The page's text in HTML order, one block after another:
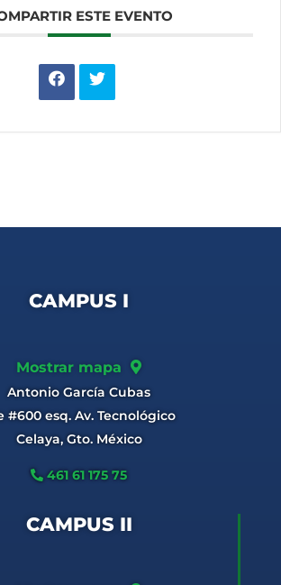
ESTE EVENTO
CAMPUS I
Mostrar mapa
Antonio García Cubas
#600 esq. Av. Tecnológico
Celaya, Gto. México
461 61 175 75
CAMPUS II